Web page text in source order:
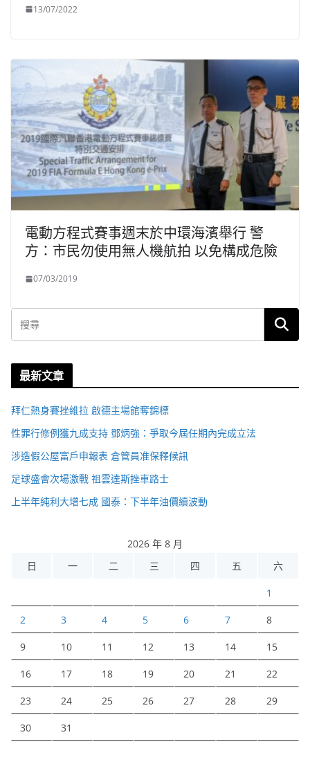
13/07/2022
電動方程式賽事週末於中環海濱舉行 警
方：市民勿使用無人機航拍 以免構成危險
07/03/2019
最新文章
拜仁熱身賽挫維拉 啟德主場館奪錦標
性罪行修例獲九成支持 鄧炳強：爭取今屆任期內完成立法
涉造假公屋富戶申報表 倉管員准保釋候訊
足球盛會次場激戰 祖雲達斯挫車路士
上半年純利大增七成 國泰：下半年油價續波動
2026 年 8 月
日
一 二 三 四 五 六
1
2 3 4 5 6 7 8
9 10 11 12 13 14 15
16 17 18 19 20 21 22
23 24 25 26 27 28 29
30 31